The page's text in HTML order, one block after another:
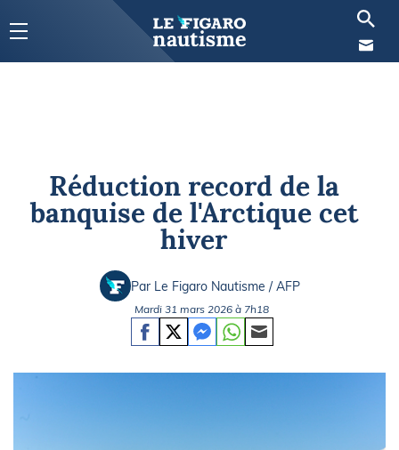
Réduction record de la
banquise de l'Arctique cet
hiver
Par Le Figaro Nautisme / AFP
Mardi 31 mars 2026 à 7h18